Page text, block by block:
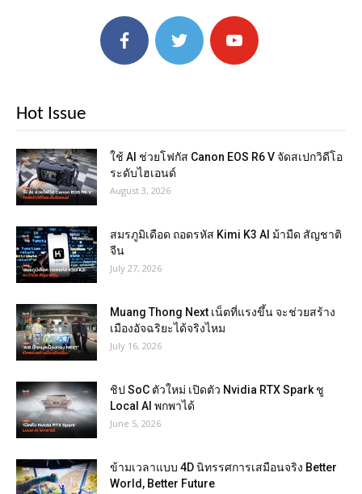
Hot Issue
ใช้ AI ช่วยโฟกัส Canon EOS R6 V จัดสเปกวิดีโอ
ระดับไฮเอนด์
August 3, 2026
สมรภูมิเดือด ถอดรหัส Kimi K3 AI ม้ามืด สัญชาติ
จีน
July 27, 2026
Muang Thong Next เน็ตที่แรงขึ้น จะช่วยสร้าง
เมืองอัจฉริยะได้จริงไหม
July 16, 2026
ชิป SoC ตัวใหม่ เปิดตัว Nvidia RTX Spark ชู
Local AI พกพาได้
June 5, 2026
ข้ามเวลาแบบ 4D นิทรรศการเสมือนจริง Better
World, Better Future